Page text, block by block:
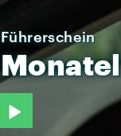
Führerschein